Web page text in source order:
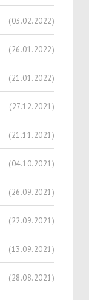
(03.02.2022)
(26.01.2022)
(21.01.2022)
(27.12.2021)
(21.11.2021)
(04.10.2021)
(26.09.2021)
(22.09.2021)
(13.09.2021)
(28.08.2021)